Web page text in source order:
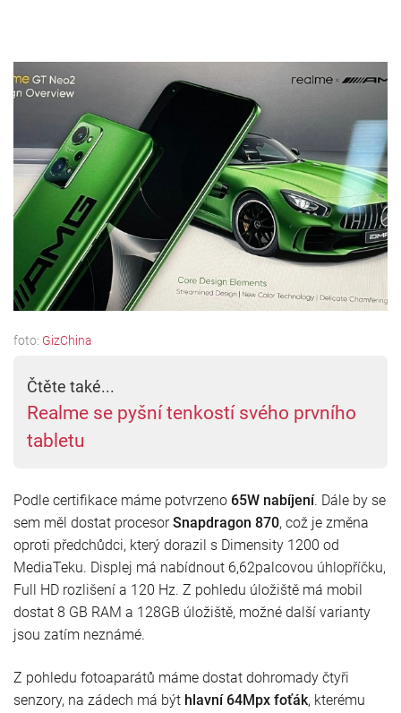
foto: GizChina
Čtěte také...
Realme se pyšní tenkostí svého prvního
tabletu
Podle certifikace máme potvrzeno 65W nabíjení. Dále by se
sem měl dostat procesorSnapdragon 870, což je změna
oproti předchůdci, který dorazil s Dimensity 1200 od
MediaTeku. Displej má nabídnout 6,62palcovou úhlopříčku,
Full HD rozlišení a 120 Hz. Z pohledu úložiště má mobil
dostat 8 GB RAM a 128GB úložiště, možné další varianty
jsou zatím neznámé.
Z pohledu fotoaparátů máme dostat dohromady čtyři
senzory, na zádech má být hlavní 64Mpx foťák, kterému